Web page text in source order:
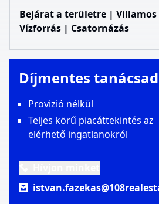
Bejárat a területre | Villamos
Vízforrás | Csatornázás
Díjmentes
Provizió nélkül
Teljes körű piacáttekintés az
elérhető ingatlanokról